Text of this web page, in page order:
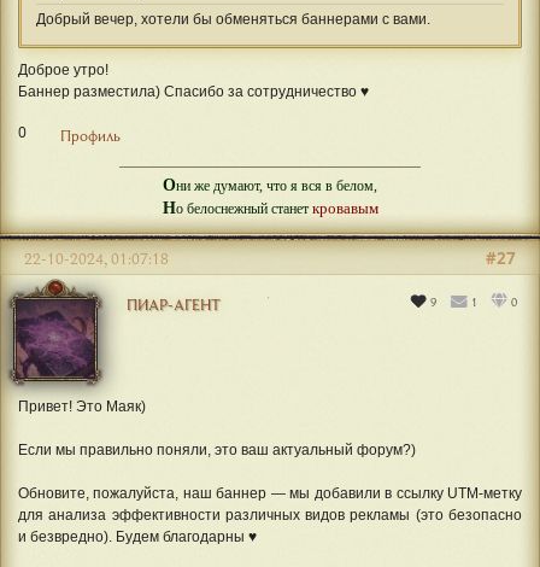
Добрый вечер, хотели бы обменяться баннерами с вами.
Доброе утро!
Баннер разместила) Спасибо за сотрудничество ♥
0 Профиль
Они же думают, что я вся в белом,
Но белоснежный станет кровавым
ПИАР-АГЕНТ 9 1 0
#27
22-10-2024, 01:07:18
Привет! Это Маяк)
Если мы правильно поняли, это ваш актуальный форум?)
Обновите, пожалуйста, наш баннер — мы добавили в ссылку UTM-метку
для анализа эффективности различных видов рекламы (это безопасно
и безвредно). Будем благодарны ♥